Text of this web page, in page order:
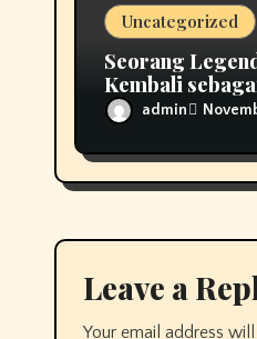
Uncategorized
Seorang
Kembali
Thompson
Tempa Klasik
admin
Leave a
Your email address